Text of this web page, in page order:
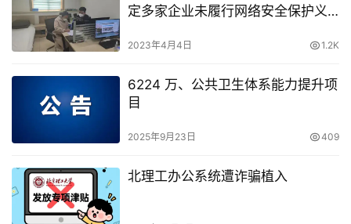
定多家企业未履行网络安全保护义
2023年4月4日 1.2K
6224 万、公共卫生体系能力提升项
目
2025年9月23日 409
北理工办公系统遭诈骗植入